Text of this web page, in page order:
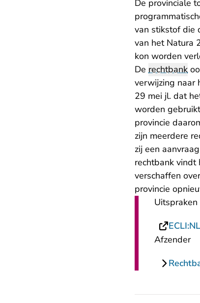
De provinciale
van stikstof die
van het Natura
kon worden
De rechtbank
verwijzing naar
29 mei jl. dat
worden
provincie
zijn meerdere
zij een
rechtbank vindt
verschaffen
provincie
Uitspraken
Afzender